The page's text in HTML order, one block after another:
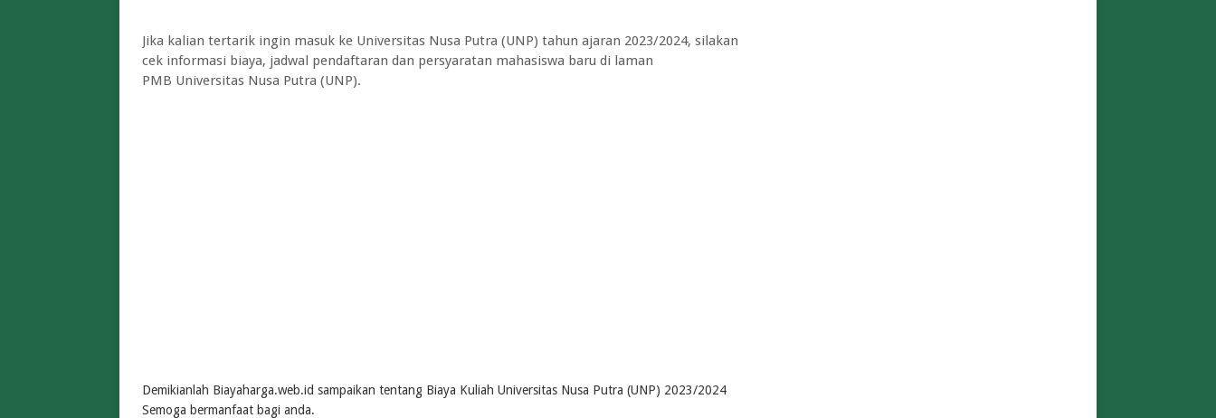
Jika kalian tertarik ingin masuk ke Universitas Nusa Putra (UNP) tahun ajaran 2023/2024, silakan
cek informasi biaya, jadwal pendaftaran dan persyaratan mahasiswa baru di laman
PMB Universitas Nusa Putra (UNP).
Demikianlah Biayaharga.web.id sampaikan tentang Biaya Kuliah Universitas Nusa Putra (UNP) 2023/2024
Semoga bermanfaat bagi anda.